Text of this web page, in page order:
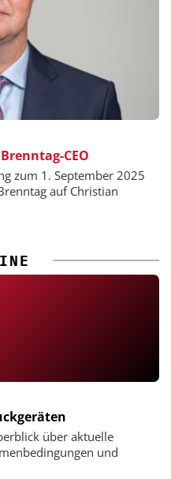
CEO
zum 1. September 2025
auf Christian
über aktuelle
und